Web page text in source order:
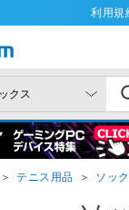
利用規
＞ テニス用品 ＞ ソッ